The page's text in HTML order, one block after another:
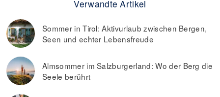
Verwandte Artikel
Sommer in Tirol: Aktivurlaub zwischen Bergen,
Seen und echter Lebensfreude
Almsommer im Salzburgerland: Wo der Berg die
Seele berührt